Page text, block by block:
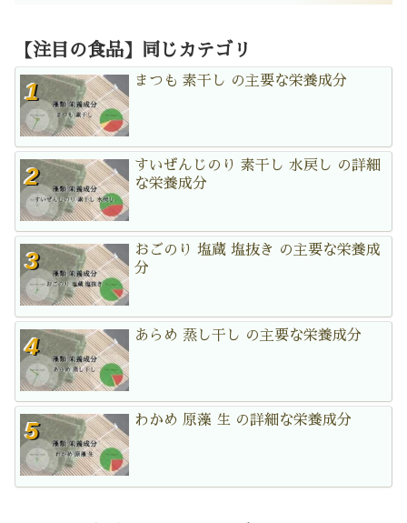
【注目の食品】同じカテゴリ
まつも 素干し の主要な栄養成分
すいぜんじのり 素干し 水戻し の詳細
な栄養成分
おごのり 塩蔵 塩抜き の主要な栄養成
分
あらめ 蒸し干し の主要な栄養成分
わかめ 原藻 生 の詳細な栄養成分